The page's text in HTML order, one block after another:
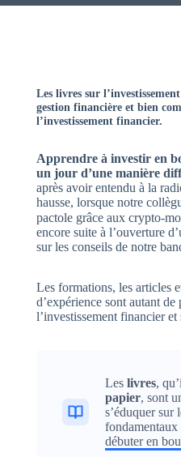
Les livres sur
gestion financière et bien
l’investissement financier.
Apprendre à investir en
un jour d’une manière
après avoir entendu à la
hausse, lorsque notre
pactole grâce aux crypto-
encore suite à l’ouverture
sur les conseils de notre
Les formations, les articles
d’expérience sont autant
l’investissement financier et
Les livres,
papier, sont
s’éduquer sur
fondamentaux
débuter en